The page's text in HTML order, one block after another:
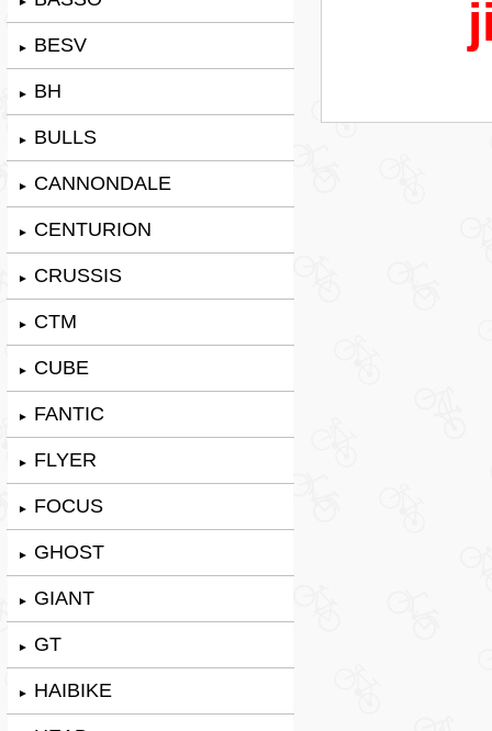
► BESV
► BH
► BULLS
► CANNONDALE
► CENTURION
► CRUSSIS
► CTM
► CUBE
► FANTIC
► FLYER
► FOCUS
► GHOST
► GIANT
► GT
► HAIBIKE